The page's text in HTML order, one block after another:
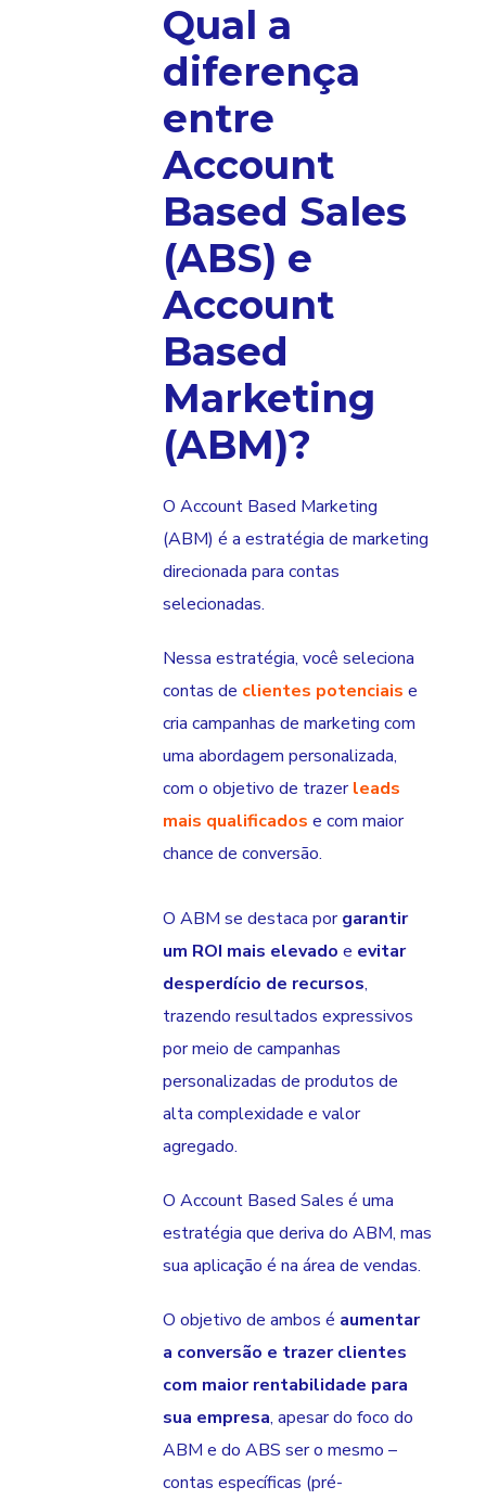
Qual a
diferença
entre
Account
Based Sales
(ABS) e
Account
Based
Marketing
(ABM)?
O Account Based Marketing
(ABM) é a estratégia de marketing
direcionada para contas
selecionadas.
Nessa estratégia, você seleciona
contas de clientes potenciais e
cria campanhas de marketing com
uma abordagem personalizada,
com o objetivo de trazerleads
mais qualificados e com maior
chance de conversão.
O ABM se destaca porgarantir
um ROI mais elevado e evitar
desperdício de recursos,
trazendo resultados expressivos
por meio de campanhas
personalizadas de produtos de
alta complexidade e valor
agregado.
O Account Based Sales é uma
estratégia que deriva do ABM, mas
sua aplicação é na área de vendas.
O objetivo de ambos é aumentar
a conversão e trazer clientes
com maior rentabilidade para
sua empresa, apesar do foco do
ABM e do ABS ser o mesmo –
contas específicas (pré-